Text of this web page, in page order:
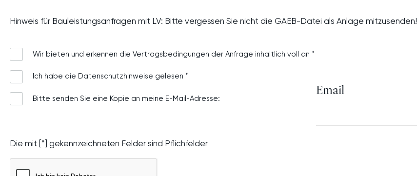
x84,
jpg,
jpeg,
rtf,
txt,
xls,
xlsx*,
25
Max.
Hinweis für Bauleistungsanfragen mit LV: Bitte vergessen Sie nicht die GAEB-Datei als Anlage mitzusenden!
Wir bieten und erkennen die Vertragsbedingungen der Anfrage inhaltlich voll an *
Ich habe die Datenschutzhinweise gelesen *
Bitte senden Sie eine Kopie an meine E-Mail-Adresse:
Email
Die mit [*] gekennzeichneten Felder sind Pflichfelder